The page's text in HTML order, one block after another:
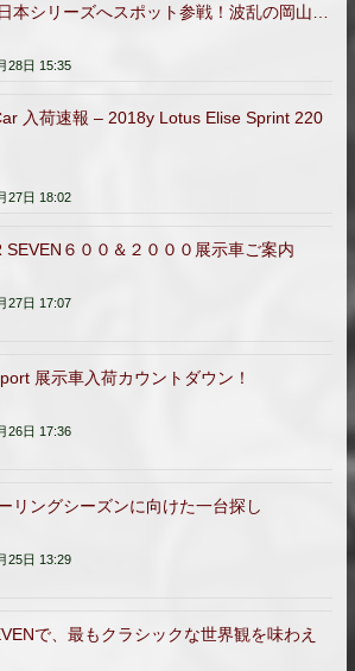
本シリーズへスポット参戦！波乱の岡山ラ
28日 15:35
入荷速報 – 2018y Lotus Elise Sprint 220
27日 18:02
SEVEN６００＆２０００展示車ご案内
27日 17:07
展示車入荷カウントダウン！
26日 17:36
リングシーズンに向けた一台探し
25日 13:29
で、最もクラシックな世界観を味わえ